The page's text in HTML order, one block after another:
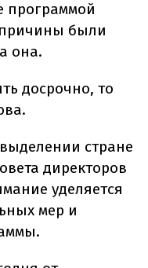
программой
причины были
она.
досрочно, то
стране
директоров
уделяется
мер и